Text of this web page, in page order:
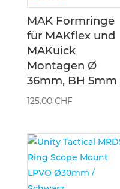
MAK Formringe
für MAKflex und
MAKuick
Montagen Ø
36mm, BH 5mm
125.00 CHF